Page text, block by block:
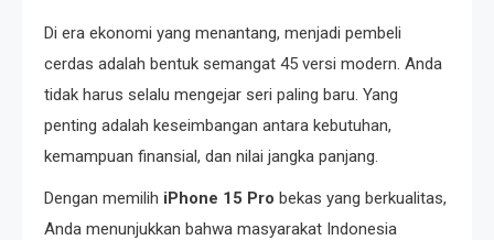
Di era ekonomi yang menantang, menjadi pembeli
cerdas adalah bentuk semangat 45 versi modern. Anda
tidak harus selalu mengejar seri paling baru. Yang
penting adalah keseimbangan antara kebutuhan,
kemampuan finansial, dan nilai jangka panjang.
Dengan memilih iPhone 15 Pro bekas yang berkualitas,
Anda menunjukkan bahwa masyarakat Indonesia